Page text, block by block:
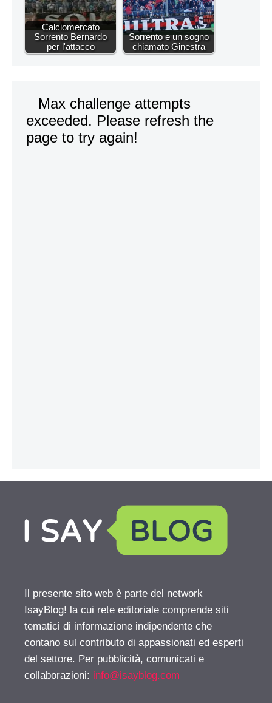
Calciomercato
Sorrento Bernardo
per l'attacco
Sorrento e un sogno
chiamato Ginestra
Il presente sito web è parte del network
IsayBlog! la cui rete editoriale comprende siti
tematici di informazione indipendente che
contano sul contributo di appassionati ed esperti
del settore. Per pubblicità, comunicati e
collaborazioni: info@isayblog.com